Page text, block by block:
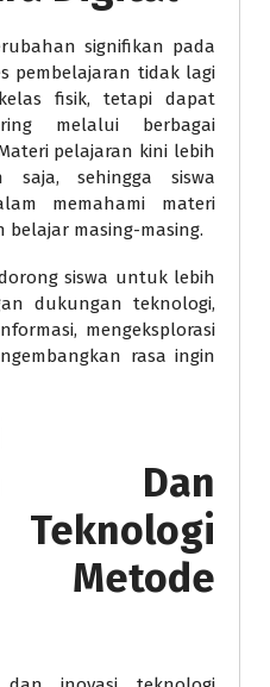
signifikan pada
pembelajaran tidak lagi
fisik, tetapi dapat
melalui berbagai
pelajaran kini lebih
saja, sehingga siswa
memahami materi
belajar masing-masing.
siswa untuk lebih
dukungan teknologi,
mengeksplorasi
rasa ingin
Dan